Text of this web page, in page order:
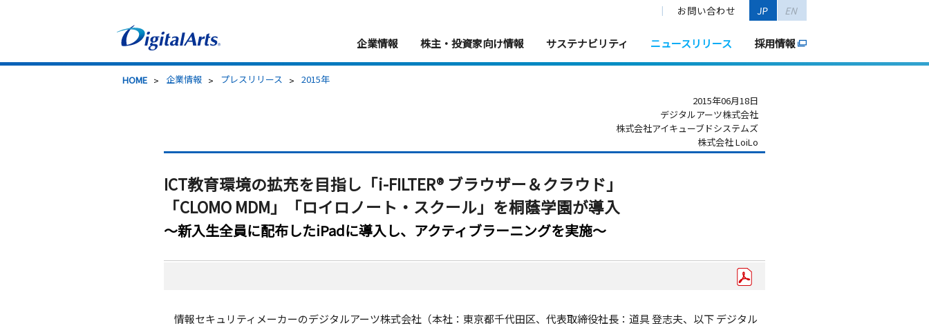
お問い合わせ JP EN
企業情報 株主・投資家向け情報 サステナビリティ ニュースリリース 採用情報
HOME 企業情報 プレスリリース
2015年
2015年06月18日
デジタルアーツ株式会社
株式会社アイキューブドシステムズ
株式会社 LoiLo
ICT教育環境の拡充を目指し「i-FILTER® ブラウザー＆クラウド」
「CLOMO MDM」「ロイロノート・スクール」を桐蔭学園が導入
～新入生全員に配布したiPadに導入し、アクティブラーニングを実施～
情報セキュリティメーカーのデジタルアーツ株式会社（本社：東京都千代田区、代表取締役社長：道具 登志夫、以下 デジタル